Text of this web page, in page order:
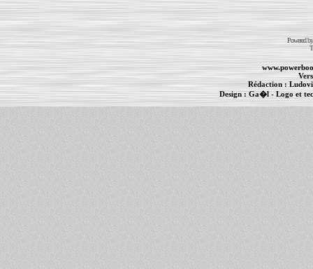
Powered
Rédaction :
Design :Ga�l- Logo et
Informations :